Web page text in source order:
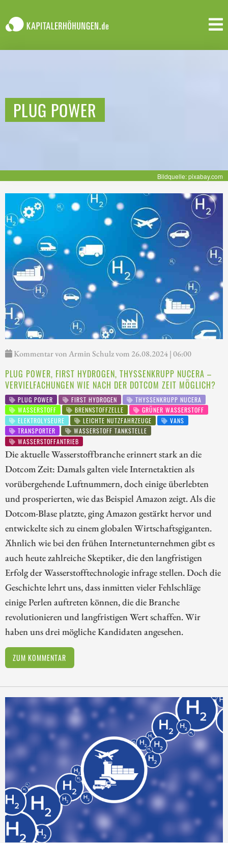
PLUG POWER
Bildquelle: pixabay.com
Kommentar von Armin Schulz vom 26.08.2024 | 06:00
PLUG POWER, FIRST HYDROGEN, THYSSENKRUPP NUCERA –
VERVIELFACHUNGEN WIE NACH DER DOTCOM ZEIT MÖGLICH?
PLUG POWER FIRST HYDROGEN
THYSSENKRUPP NUCERA
WASSERSTOFF
BRENNSTOFFZELLE
GRÜNER WASSERSTOFF
ELEKTROLYSEURE
LEICHTE NUTZFAHRZEUGE
VANS
TRANSPORTER
WASSERSTOFF TANKSTELLE
WASSERSTOFFANTRIEB
Die aktuelle Wasserstoffbranche erinnert stark an die
Dotcom Zeit: Damals galten viele Internetaktien als
vorübergehende Luftnummern, doch einige überlebten
und prosperierten, wie das Beispiel Amazon zeigt. Als die
Dotcom-Blase platzte, ging Amazon gestärkt hervor und
entwickelte sich zu einem globalen Wirtschaftsgiganten.
Ähnlich wie bei den frühen Internetunternehmen gibt es
auch heute zahlreiche Skeptiker, die den langfristigen
Erfolg der Wasserstofftechnologie infrage stellen. Doch die
Geschichte lehrt uns, dass inmitten vieler Fehlschläge
einige Perlen auftreten können, die die Branche
revolutionieren und langfristigen Wert schaffen. Wir
haben uns drei mögliche Kandidaten angesehen.
ZUM KOMMENTAR